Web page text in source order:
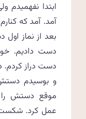
ابتدا
آمد. آمد که
بعد از نماز
دست دادیم.
دست دراز کردم.
و بوسیدم دستش
موقع دستش
عمل کرد.